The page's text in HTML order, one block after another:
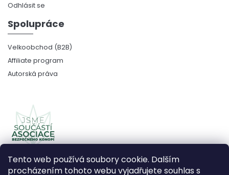
Tento web používá soubory cookie. Dalším
procházením tohoto webu vyjadřujete souhlas s
Odhlásit se
Spolupráce
Velkoobchod (B2B)
Affiliate program
Autorská práva